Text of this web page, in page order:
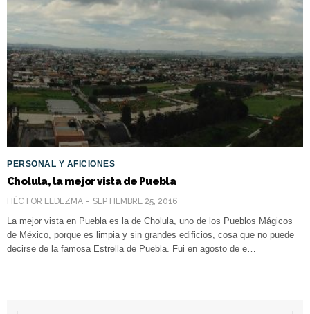
PERSONAL Y AFICIONES
Cholula, la mejor vista de Puebla
HÉCTOR LEDEZMA SEPTIEMBRE 25, 2016
La mejor vista en Puebla es la de Cholula, uno de los Pueblos Mágicos
de México, porque es limpia y sin grandes edificios, cosa que no puede
decirse de la famosa Estrella de Puebla. Fui en agosto de e…